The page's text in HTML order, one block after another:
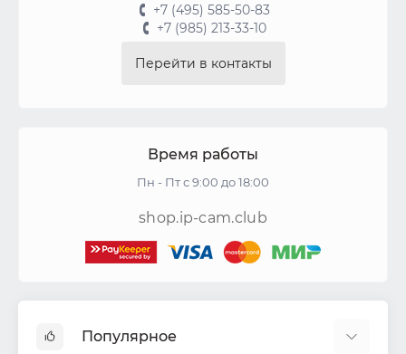
+7 (495) 585-50-83
+7 (985) 213-33-10
Перейти в контакты
Время работы
Пн - Пт с 9:00 до 18:00
shop.ip-cam.club
Популярное